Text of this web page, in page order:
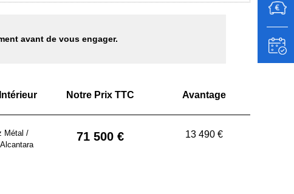
avant de vous engager.
Notre Prix TTC Avantage
Métal /
71 500 € 13 490 €